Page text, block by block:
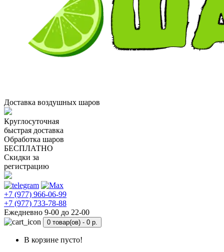
Доставка воздушных шаров
Круглосуточная
быстрая доставка
Обработка шаров
БЕСПЛАТНО
Скидки за
регистрацию
+7 (977) 966-06-99
+7 (977) 733-78-88
Ежедневно 9-00 до 22-00
0 товар(ов) - 0 р.
В корзине пусто!